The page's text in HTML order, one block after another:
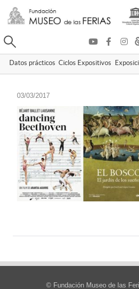
Buscar
Datos prácticos Ciclos Expositivos
03/03/2017
© Fundación Museo de las